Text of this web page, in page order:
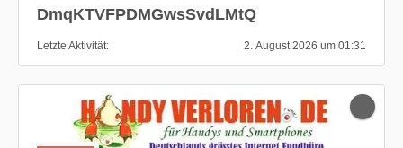
DmqKTVFPDMGwsSvdLMtQ
Letzte Aktivität 2. August 2026 um 01:31